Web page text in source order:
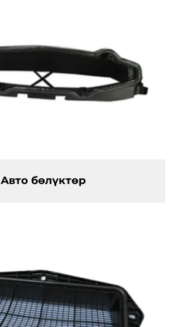
Авто бөлүктөр